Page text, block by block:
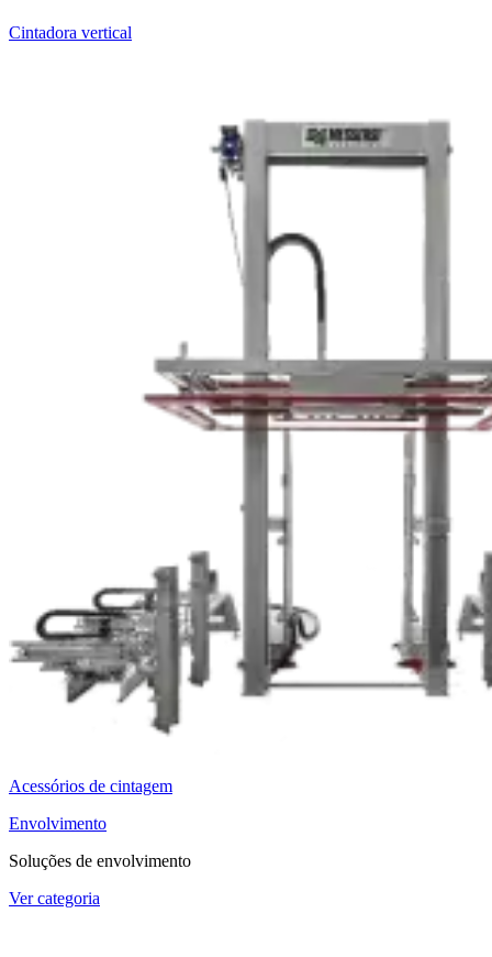
Cintadora vertical
Acessórios de cintagem
Envolvimento
Soluções de envolvimento
Ver categoria